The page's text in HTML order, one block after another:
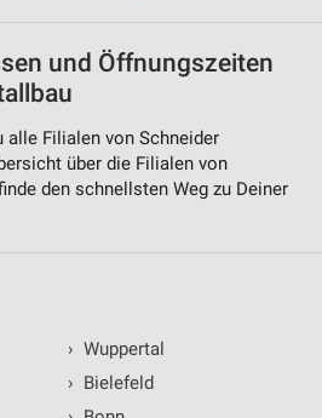
und Öffnungszeiten
Filialen von Schneider
über die Filialen von
den schnellsten Weg zu Deiner
› Wuppertal
› Bielefeld